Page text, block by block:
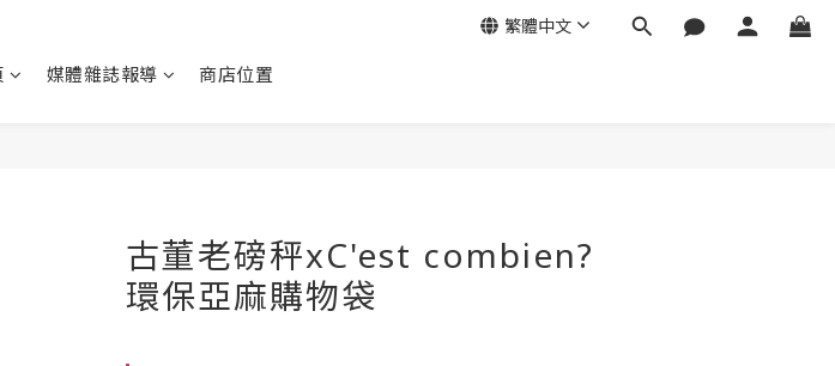
媒體雜誌報導 商店位置
繁體中文
古董老磅秤xC'est combien?
環保亞麻購物袋